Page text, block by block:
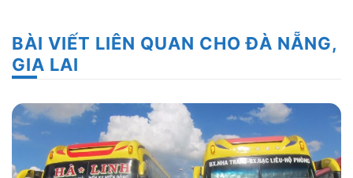
BÀI VIẾT LIÊN QUAN CHO ĐÀ NẴNG,
GIA LAI